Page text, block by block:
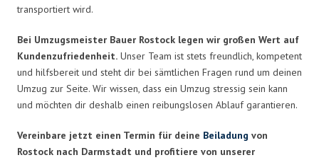
transportiert wird.
Bei Umzugsmeister Bauer Rostock legen wir großen Wert auf
Kundenzufriedenheit. Unser Team ist stets freundlich, kompetent
und hilfsbereit und steht dir bei sämtlichen Fragen rund um deinen
Umzug zur Seite. Wir wissen, dass ein Umzug stressig sein kann
und möchten dir deshalb einen reibungslosen Ablauf garantieren.
Vereinbare jetzt einen Termin für deine Beiladung von
Rostock nach Darmstadt und profitiere von unserer